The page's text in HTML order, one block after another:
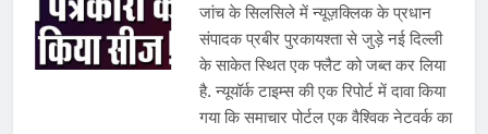
जांच के सिलसिले में न्यूज़क्लिक के प्रधान
संपादक प्रबीर पुरकायश्ता से जुड़े नई दिल्ली
के साकेत स्थित एक फ्लैट को जब्त कर लिया
है. न्यूयॉर्क टाइम्स की एक रिपोर्ट में दावा किया
गया कि समाचार पोर्टल एक वैश्विक नेटवर्क का
8
चुनाव से पहले लालू परिवार पर बड़ा झटका,